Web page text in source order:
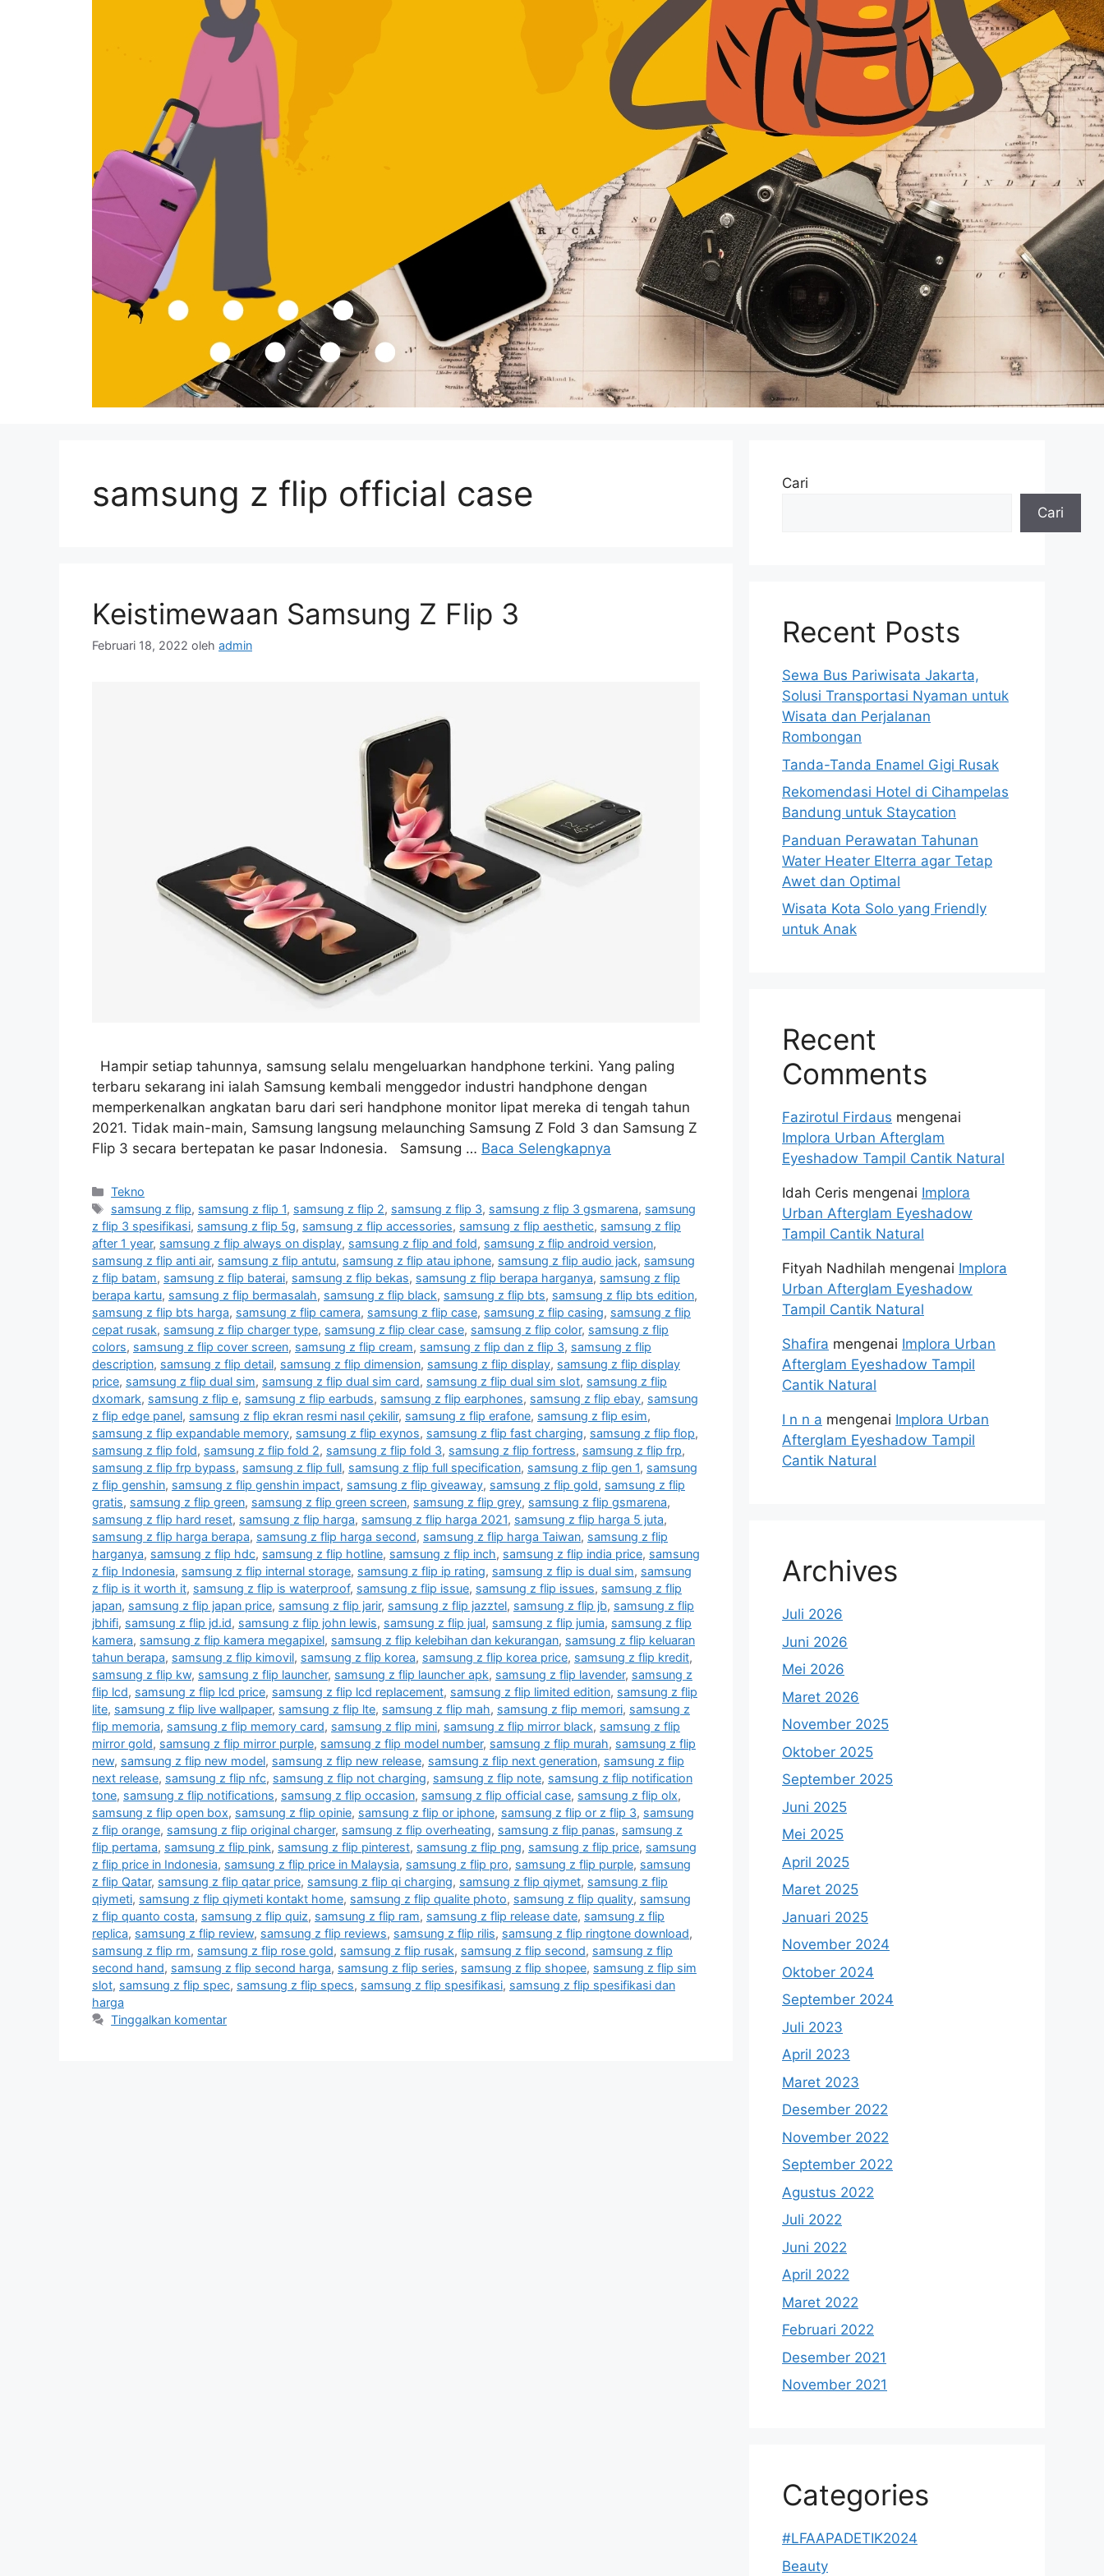
samsung z flip official case
Keistimewaan Samsung Z Flip 3
Februari 18, 2022 oleh admin
Hampir setiap tahunnya, samsung selalu mengeluarkan handphone terkini. Yang paling
terbaru sekarang ini ialah Samsung kembali menggedor industri handphone dengan
memperkenalkan angkatan baru dari seri handphone monitor lipat mereka di tengah tahun
2021. Tidak main-main, Samsung langsung melaunching Samsung Z Fold 3 dan Samsung Z
Flip 3 secara bertepatan ke pasar Indonesia. Samsung … Baca Selengkapnya
Kategori
Tekno
Tag
samsung z flip, samsung z flip 1, samsung z flip 2, samsung z flip 3, samsung z flip 3 gsmarena, samsung
z flip 3 spesifikasi, samsung z flip 5g, samsung z flip accessories, samsung z flip aesthetic, samsung z flip
after 1 year, samsung z flip always on display, samsung z flip and fold, samsung z flip android version,
samsung z flip anti air, samsung z flip antutu, samsung z flip atau iphone, samsung z flip audio jack, samsung
z flip batam, samsung z flip baterai, samsung z flip bekas, samsung z flip berapa harganya, samsung z flip
berapa kartu, samsung z flip bermasalah, samsung z flip black, samsung z flip bts, samsung z flip bts edition,
samsung z flip bts harga, samsung z flip camera, samsung z flip case, samsung z flip casing, samsung z flip
cepat rusak, samsung z flip charger type, samsung z flip clear case, samsung z flip color, samsung z flip
colors, samsung z flip cover screen, samsung z flip cream, samsung z flip dan z flip 3, samsung z flip
description, samsung z flip detail, samsung z flip dimension, samsung z flip display, samsung z flip display
price, samsung z flip dual sim, samsung z flip dual sim card, samsung z flip dual sim slot, samsung z flip
dxomark, samsung z flip e, samsung z flip earbuds, samsung z flip earphones, samsung z flip ebay, samsung
z flip edge panel, samsung z flip ekran resmi nasıl çekilir, samsung z flip erafone, samsung z flip esim,
samsung z flip expandable memory, samsung z flip exynos, samsung z flip fast charging, samsung z flip flop,
samsung z flip fold, samsung z flip fold 2, samsung z flip fold 3, samsung z flip fortress, samsung z flip frp,
samsung z flip frp bypass, samsung z flip full, samsung z flip full specification, samsung z flip gen 1, samsung
z flip genshin, samsung z flip genshin impact, samsung z flip giveaway, samsung z flip gold, samsung z flip
gratis, samsung z flip green, samsung z flip green screen, samsung z flip grey, samsung z flip gsmarena,
samsung z flip hard reset, samsung z flip harga, samsung z flip harga 2021, samsung z flip harga 5 juta,
samsung z flip harga berapa, samsung z flip harga second, samsung z flip harga Taiwan, samsung z flip
harganya, samsung z flip hdc, samsung z flip hotline, samsung z flip inch, samsung z flip india price, samsung
z flip Indonesia, samsung z flip internal storage, samsung z flip ip rating, samsung z flip is dual sim, samsung
z flip is it worth it, samsung z flip is waterproof, samsung z flip issue, samsung z flip issues, samsung z flip
japan, samsung z flip japan price, samsung z flip jarir, samsung z flip jazztel, samsung z flip jb, samsung z flip
jbhifi, samsung z flip jd.id, samsung z flip john lewis, samsung z flip jual, samsung z flip jumia, samsung z flip
kamera, samsung z flip kamera megapixel, samsung z flip kelebihan dan kekurangan, samsung z flip keluaran
tahun berapa, samsung z flip kimovil, samsung z flip korea, samsung z flip korea price, samsung z flip kredit,
samsung z flip kw, samsung z flip launcher, samsung z flip launcher apk, samsung z flip lavender, samsung z
flip lcd, samsung z flip lcd price, samsung z flip lcd replacement, samsung z flip limited edition, samsung z flip
lite, samsung z flip live wallpaper, samsung z flip lte, samsung z flip mah, samsung z flip memori, samsung z
flip memoria, samsung z flip memory card, samsung z flip mini, samsung z flip mirror black, samsung z flip
mirror gold, samsung z flip mirror purple, samsung z flip model number, samsung z flip murah, samsung z flip
new, samsung z flip new model, samsung z flip new release, samsung z flip next generation, samsung z flip
next release, samsung z flip nfc, samsung z flip not charging, samsung z flip note, samsung z flip notification
tone, samsung z flip notifications, samsung z flip occasion, samsung z flip official case, samsung z flip olx,
samsung z flip open box, samsung z flip opinie, samsung z flip or iphone, samsung z flip or z flip 3, samsung
z flip orange, samsung z flip original charger, samsung z flip overheating, samsung z flip panas, samsung z
flip pertama, samsung z flip pink, samsung z flip pinterest, samsung z flip png, samsung z flip price, samsung
z flip price in Indonesia, samsung z flip price in Malaysia, samsung z flip pro, samsung z flip purple, samsung
z flip Qatar, samsung z flip qatar price, samsung z flip qi charging, samsung z flip qiymet, samsung z flip
qiymeti, samsung z flip qiymeti kontakt home, samsung z flip qualite photo, samsung z flip quality, samsung
z flip quanto costa, samsung z flip quiz, samsung z flip ram, samsung z flip release date, samsung z flip
replica, samsung z flip review, samsung z flip reviews, samsung z flip rilis, samsung z flip ringtone download,
samsung z flip rm, samsung z flip rose gold, samsung z flip rusak, samsung z flip second, samsung z flip
second hand, samsung z flip second harga, samsung z flip series, samsung z flip shopee, samsung z flip sim
slot, samsung z flip spec, samsung z flip specs, samsung z flip spesifikasi, samsung z flip spesifikasi dan
harga
Tinggalkan komentar
Cari
Cari
Recent Posts
Sewa Bus Pariwisata Jakarta,
Solusi Transportasi Nyaman untuk
Wisata dan Perjalanan
Rombongan
Tanda-Tanda Enamel Gigi Rusak
Rekomendasi Hotel di Cihampelas
Bandung untuk Staycation
Panduan Perawatan Tahunan
Water Heater Elterra agar Tetap
Awet dan Optimal
Wisata Kota Solo yang Friendly
untuk Anak
Recent
Comments
Fazirotul Firdaus mengenai
Implora Urban Afterglam
Eyeshadow Tampil Cantik Natural
Idah Ceris mengenai Implora
Urban Afterglam Eyeshadow
Tampil Cantik Natural
Fityah Nadhilah mengenai Implora
Urban Afterglam Eyeshadow
Tampil Cantik Natural
Shafira mengenai Implora Urban
Afterglam Eyeshadow Tampil
Cantik Natural
I n n a mengenai Implora Urban
Afterglam Eyeshadow Tampil
Cantik Natural
Archives
Juli 2026
Juni 2026
Mei 2026
Maret 2026
November 2025
Oktober 2025
September 2025
Juni 2025
Mei 2025
April 2025
Maret 2025
Januari 2025
November 2024
Oktober 2024
September 2024
Juli 2023
April 2023
Maret 2023
Desember 2022
November 2022
September 2022
Agustus 2022
Juli 2022
Juni 2022
April 2022
Maret 2022
Februari 2022
Desember 2021
November 2021
Categories
#LFAAPADETIK2024
Beauty